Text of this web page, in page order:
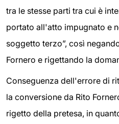
tra le stesse parti tra cui è
portato all'atto impugnato e
soggetto terzo”, così
Fornero e rigettando la
Conseguenza dell'errore di
la conversione da Rito
rigetto della pretesa, in